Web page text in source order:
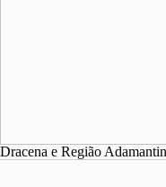
Dracena e Região